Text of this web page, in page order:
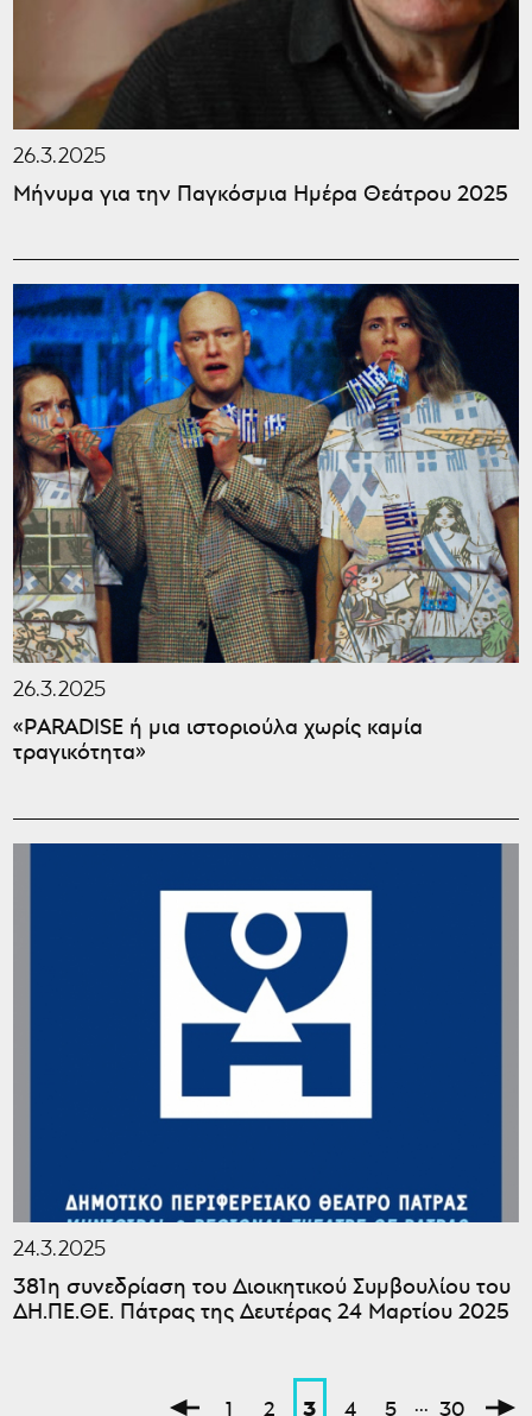
26.3.2025
Μήνυμα για την Παγκόσμια Ημέρα Θεάτρου 2025
26.3.2025
«PARADISE ή μια ιστοριούλα χωρίς καμία
τραγικότητα»
24.3.2025
381η συνεδρίαση του Διοικητικού Συμβουλίου του
ΔΗ.ΠΕ.ΘΕ. Πάτρας της Δευτέρας 24 Μαρτίου 2025
1 2 3 4 5 ... 30